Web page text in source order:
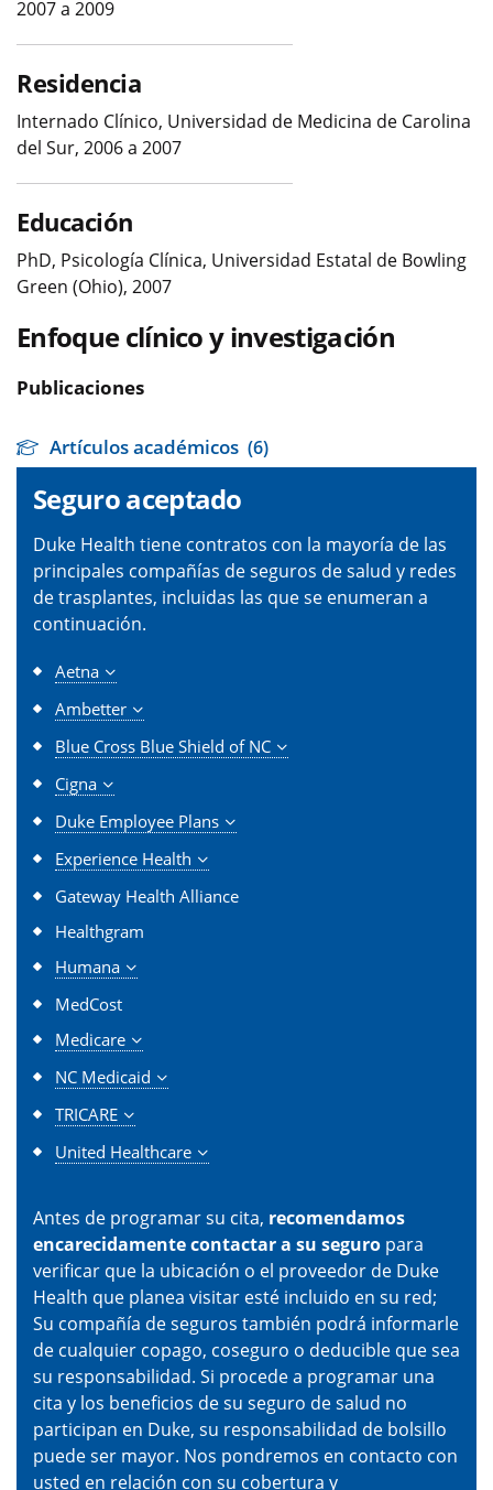
2007 a 2009
Residencia
Internado Clínico, Universidad de Medicina de Carolina
del Sur, 2006 a 2007
Educación
PhD, Psicología Clínica, Universidad Estatal de Bowling
Green (Ohio), 2007
Enfoque clínico y investigación
Publicaciones
Artículos académicos (6)
Seguro aceptado
Duke Health tiene contratos con la mayoría de las
principales compañías de seguros de salud y redes
de trasplantes, incluidas las que se enumeran a
continuación.
Aetna
Ambetter
Blue Cross Blue Shield of NC
Cigna
Duke Employee Plans
Experience Health
Gateway Health Alliance
Healthgram
Humana
MedCost
Medicare
NC Medicaid
TRICARE
United Healthcare
Antes de programar su cita, recomendamos
encarecidamente contactar a su seguro para
verificar que la ubicación o el proveedor de Duke
Health que planea visitar esté incluido en su red;
Su compañía de seguros también podrá informarle
de cualquier copago, coseguro o deducible que sea
su responsabilidad. Si procede a programar una
cita y los beneficios de su seguro de salud no
participan en Duke, su responsabilidad de bolsillo
puede ser mayor. Nos pondremos en contacto con
usted en relación con su cobertura y